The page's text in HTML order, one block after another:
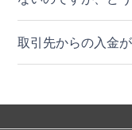
取引先からの入金